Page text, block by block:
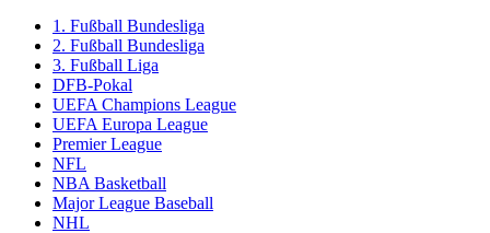
1. Fußball Bundesliga
2. Fußball Bundesliga
3. Fußball Liga
DFB-Pokal
UEFA Champions League
UEFA Europa League
Premier League
NFL
NBA Basketball
Major League Baseball
NHL